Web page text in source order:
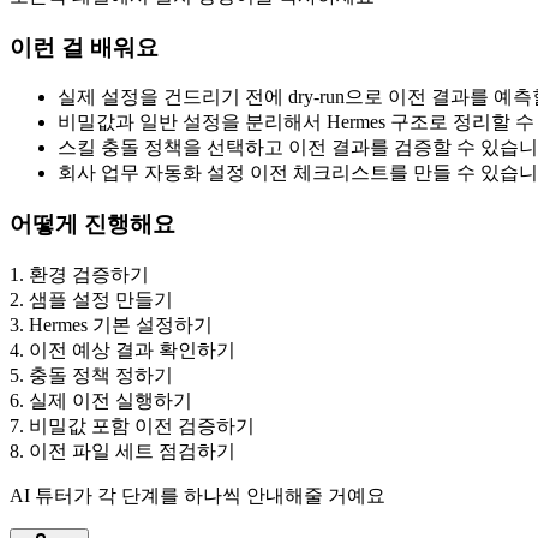
이런 걸 배워요
실제 설정을 건드리기 전에 dry-run으로 이전 결과를 예
비밀값과 일반 설정을 분리해서 Hermes 구조로 정리할
스킬 충돌 정책을 선택하고 이전 결과를 검증할 수 있습
회사 업무 자동화 설정 이전 체크리스트를 만들 수 있습
어떻게 진행해요
1 . 환경 검증하기
2. 샘플 설정 만들기
3. Hermes 기본 설정하기
4. 이전 예상 결과 확인하기
5. 충돌 정책 정하기
6. 실제 이전 실행하기
7. 비밀값 포함 이전 검증하기
8. 이전 파일 세트 점검하기
AI 튜터가 각 단계를 하나씩 안내해줄 거예요